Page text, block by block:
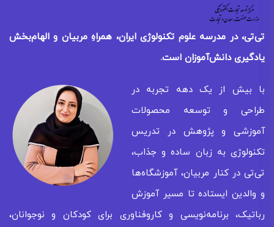
تی‌تی، در مدرسه علوم تکنولوژی ایران، همراهِ مربیان و الهام‌بخش
یادگیریدانش‌آموزان است.
با بیش از یک دهه تجربه در
طراحی و توسعه محصولات
آموزشی و پژوهش در تدریس
تکنولوژی به زبان ساده و جذاب،
تی‌تی در کنار مربیان، آموزشگاه‌ها
و والدین ایستاده تا مسیر آموزش
رباتیک، برنامه‌نویسی و کاروفناوری برای کودکان و نوجوانان،